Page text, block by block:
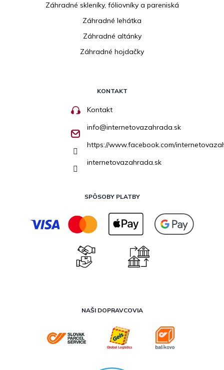
Záhradné skleníky, fóliovníky a pareniská
Záhradné lehátka
Záhradné altánky
Záhradné hojdačky
KONTAKT
Kontakt
info@internetovazahrada.sk
https://www.facebook.com/
internetovazahrada.sk
SPÔSOBY PLATBY
NAŠI DOPRAVCOVIA